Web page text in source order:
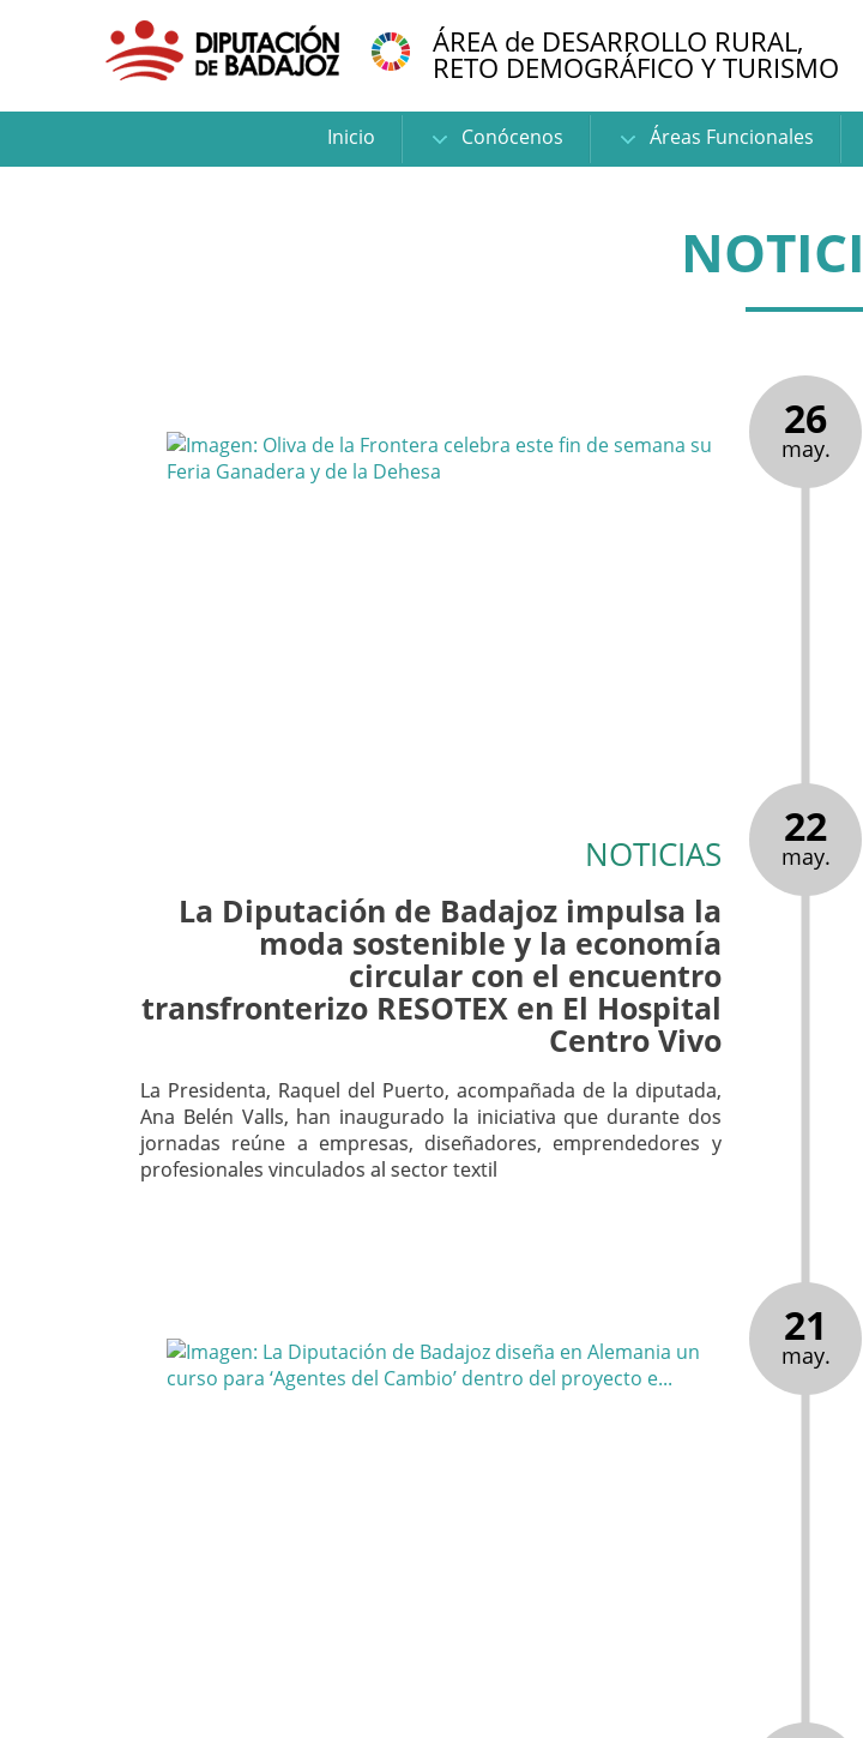
ÁREA de DESARROLLO RURAL,
RETO DEMOGRÁFICO Y TURISMO
Inicio Conócenos Áreas Funcionales
26
may.
22
may.
NOTICIAS
La Diputación de Badajoz impulsa la
moda sostenible y la economía
circular con el encuentro
transfronterizo RESOTEX en El Hospital
Centro Vivo
La Presidenta, Raquel del Puerto, acompañada de la diputada,
Ana Belén Valls, han inaugurado la iniciativa que durante dos
jornadas reúne a empresas, diseñadores, emprendedores y
profesionales vinculados al sector textil
21
may.